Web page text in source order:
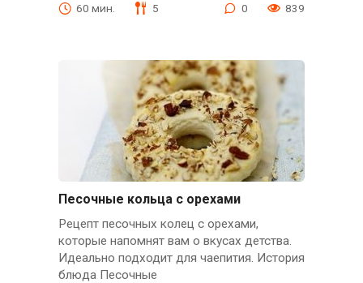
60 мин. 5 0 839
Песочные кольца с орехами
Рецепт песочных колец с орехами,
которые напомнят вам о вкусах детства.
Идеально подходит для чаепития. История
блюда Песочные